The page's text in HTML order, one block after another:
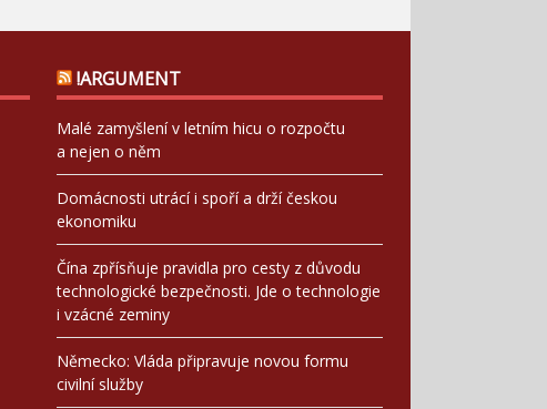
!ARGUMENT
Malé zamyšlení v letním hicu o rozpočtu
a nejen o něm
Domácnosti utrácí i spoří a drží českou
ekonomiku
Čína zpřísňuje pravidla pro cesty z důvodu
technologické bezpečnosti. Jde o technologie
i vzácné zeminy
Německo: Vláda připravuje novou formu
civilní služby